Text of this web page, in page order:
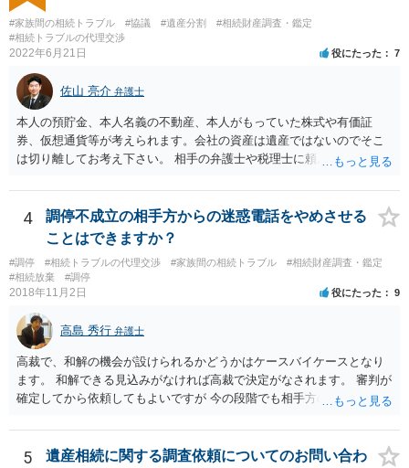
産分割に関係ない(と思われる)いきさつを沢山盛り込むことだと考えま
す(あくまで遺産分割に関係することに留める方が、裁判所や調停委員
の方に事情を理解してもらいやすいと思います)。
#家族間の相続トラブル #協議 #遺産分割
#相続財産調査・鑑定
#相続トラブルの代理交渉
2022年6月21日 役にたった 7
佐山 亮介 弁護士
本人の預貯金、本人名義の不動産、本人がもっていた株式や有価証
券、仮想通貨等が考えられます。会社の資産は遺産ではないのでそこ
は切り離してお考え下さい。 相手の弁護士や税理士に頼んでも守秘義
意に開示を求め、応じなければ「調査嘱託」という手続きを使って銀
行等に照会をかけることになるでしょう。 不動産は、相続登記が済ん
でいなければ市役所ないし区役所に、お子様と義父様のつながりがわ
かる戸籍一式を揃えてもちこみ、「名寄せ」という手続きをすると、
分かると思います。遺産分割協議書の偽造等により既に相続登記され
てしまっている場合は、住所などに当たりをつけて登記名義を調べて
すが、現代では、各々が自由に価格設定をしていますので、特に相場
はお示しできません。ただし、かつて日本弁護士連合会が設けていた
報酬基準を踏まえて価格設定している弁護士は一定数いると思います
ので、それが一応の目安となるでしょう。
4
調停不成立の相手方からの迷惑電話をやめさせる
ことはできますか？
#調停 #相続トラブルの代理交渉 #家族間の相続トラブル
#相続財産調査・鑑定
#相続放棄
#調停
2018年11月2日 役にたった 9
高島 秀行 弁護士
高裁で、和解の機会が設けられるかどうかはケースバイケースとなり
ます。 和解できる見込みがなければ高裁で決定がなされます。 審判が
確定してから依頼してもよいですが 今の段階でも相手方の連絡が迷惑
5
遺産相続に関する調査依頼についてのお問い合わ